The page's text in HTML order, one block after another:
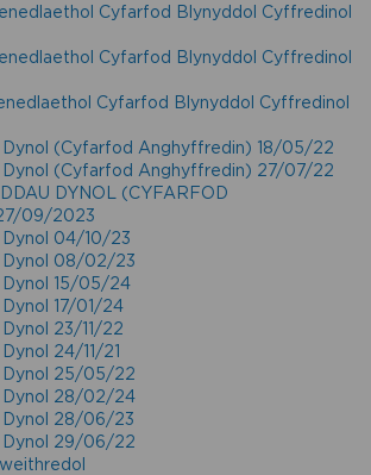
Cyfarfod Blynyddol Cyffredinol
Cyfarfod Blynyddol Cyffredinol
Cyfarfod Blynyddol Cyffredinol
Dynol (Cyfarfod Anghyffredin) 18/05/22
Dynol (Cyfarfod Anghyffredin) 27/07/22
DYNOL (CYFARFOD
09/2023
04/10/23
Dynol 08/02/23
Dynol 15/05/24
17/01/24
23/11/22
24/11/21
Dynol 25/05/22
Dynol 28/02/24
Dynol 28/06/23
Dynol 29/06/22